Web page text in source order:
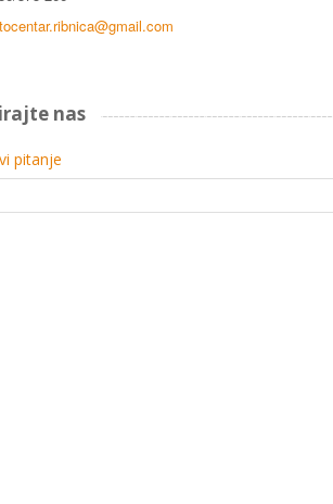
nas
pitanje